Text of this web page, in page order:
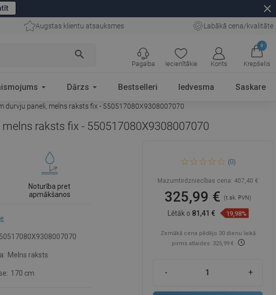
close
Augstas klientu atsauksmes Labākā cena/kvalitāte
search
Iecienītākie Konts
0
Krepšelis
Pagalba
Dārzs Bestselleri Iedvesma Saskare
durvju paneli, melns raksts fix - 550517080X9308007070
raksts fix - 550517080X9308007070
Noturība pret
apmākšanos
Melns raksts
170 cm
170 x 80 cm ar apdari un
melns raksts fix -
550517080X9308007070
(0)
Mazumtirdzniecības cena: 407,40 €
325,99 €(t.sk. PVN)
Lētāk o 81,41 € 19,98%
Zemākā cena pēdējo 30 dienu laikā
pirms atlaides: 325,99 €
- +